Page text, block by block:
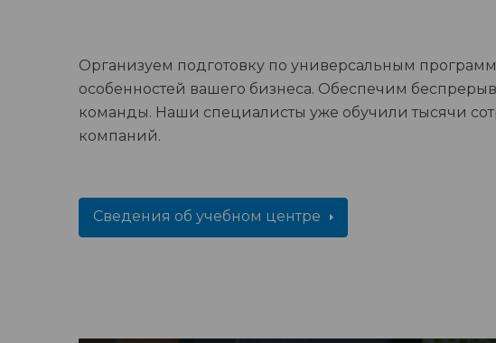
Организуем подготовку по универсальным
особенностей вашего бизнеса. Обеспечим
команды. Наши специалисты уже обучили тысячи
компаний.
Сведения об учебном центре